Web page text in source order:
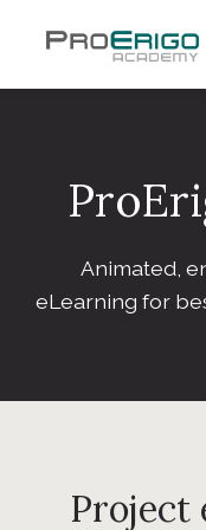
Animated,
eLearning for
Project